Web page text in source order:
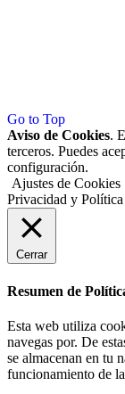
Go to Top
Aviso de Cookies.
terceros. Puedes
configuración.
Ajustes de Cookies
Privacidad y
Cerrar
Resumen de
Esta web utiliza
navegas por. De
se almacenan en tu
funcionamiento de